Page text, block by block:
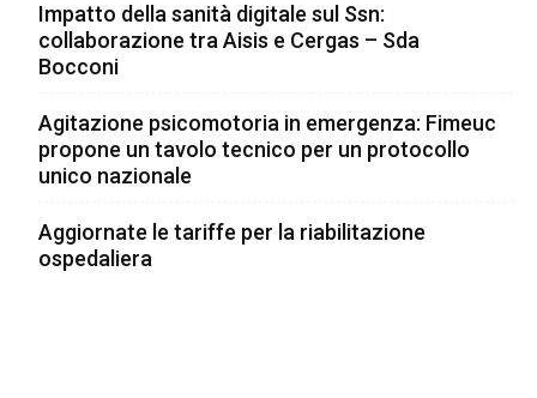
Impatto della sanità digitale sul Ssn:
collaborazione tra Aisis e Cergas – Sda
Bocconi
Agitazione psicomotoria in emergenza: Fimeuc
propone un tavolo tecnico per un protocollo
unico nazionale
Aggiornate le tariffe per la riabilitazione
ospedaliera